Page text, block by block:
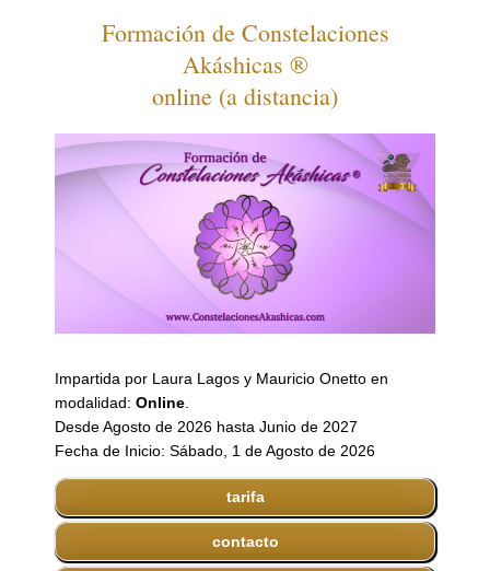
Formación de Constelaciones
Akáshicas ®
online (a distancia)
Impartida por Laura Lagos y Mauricio Onetto en
modalidad: Online
Desde Agosto de 2026 hasta Junio de 2027
Fecha de Inicio: Sábado, 1 de Agosto de 2026
tarifa
contacto